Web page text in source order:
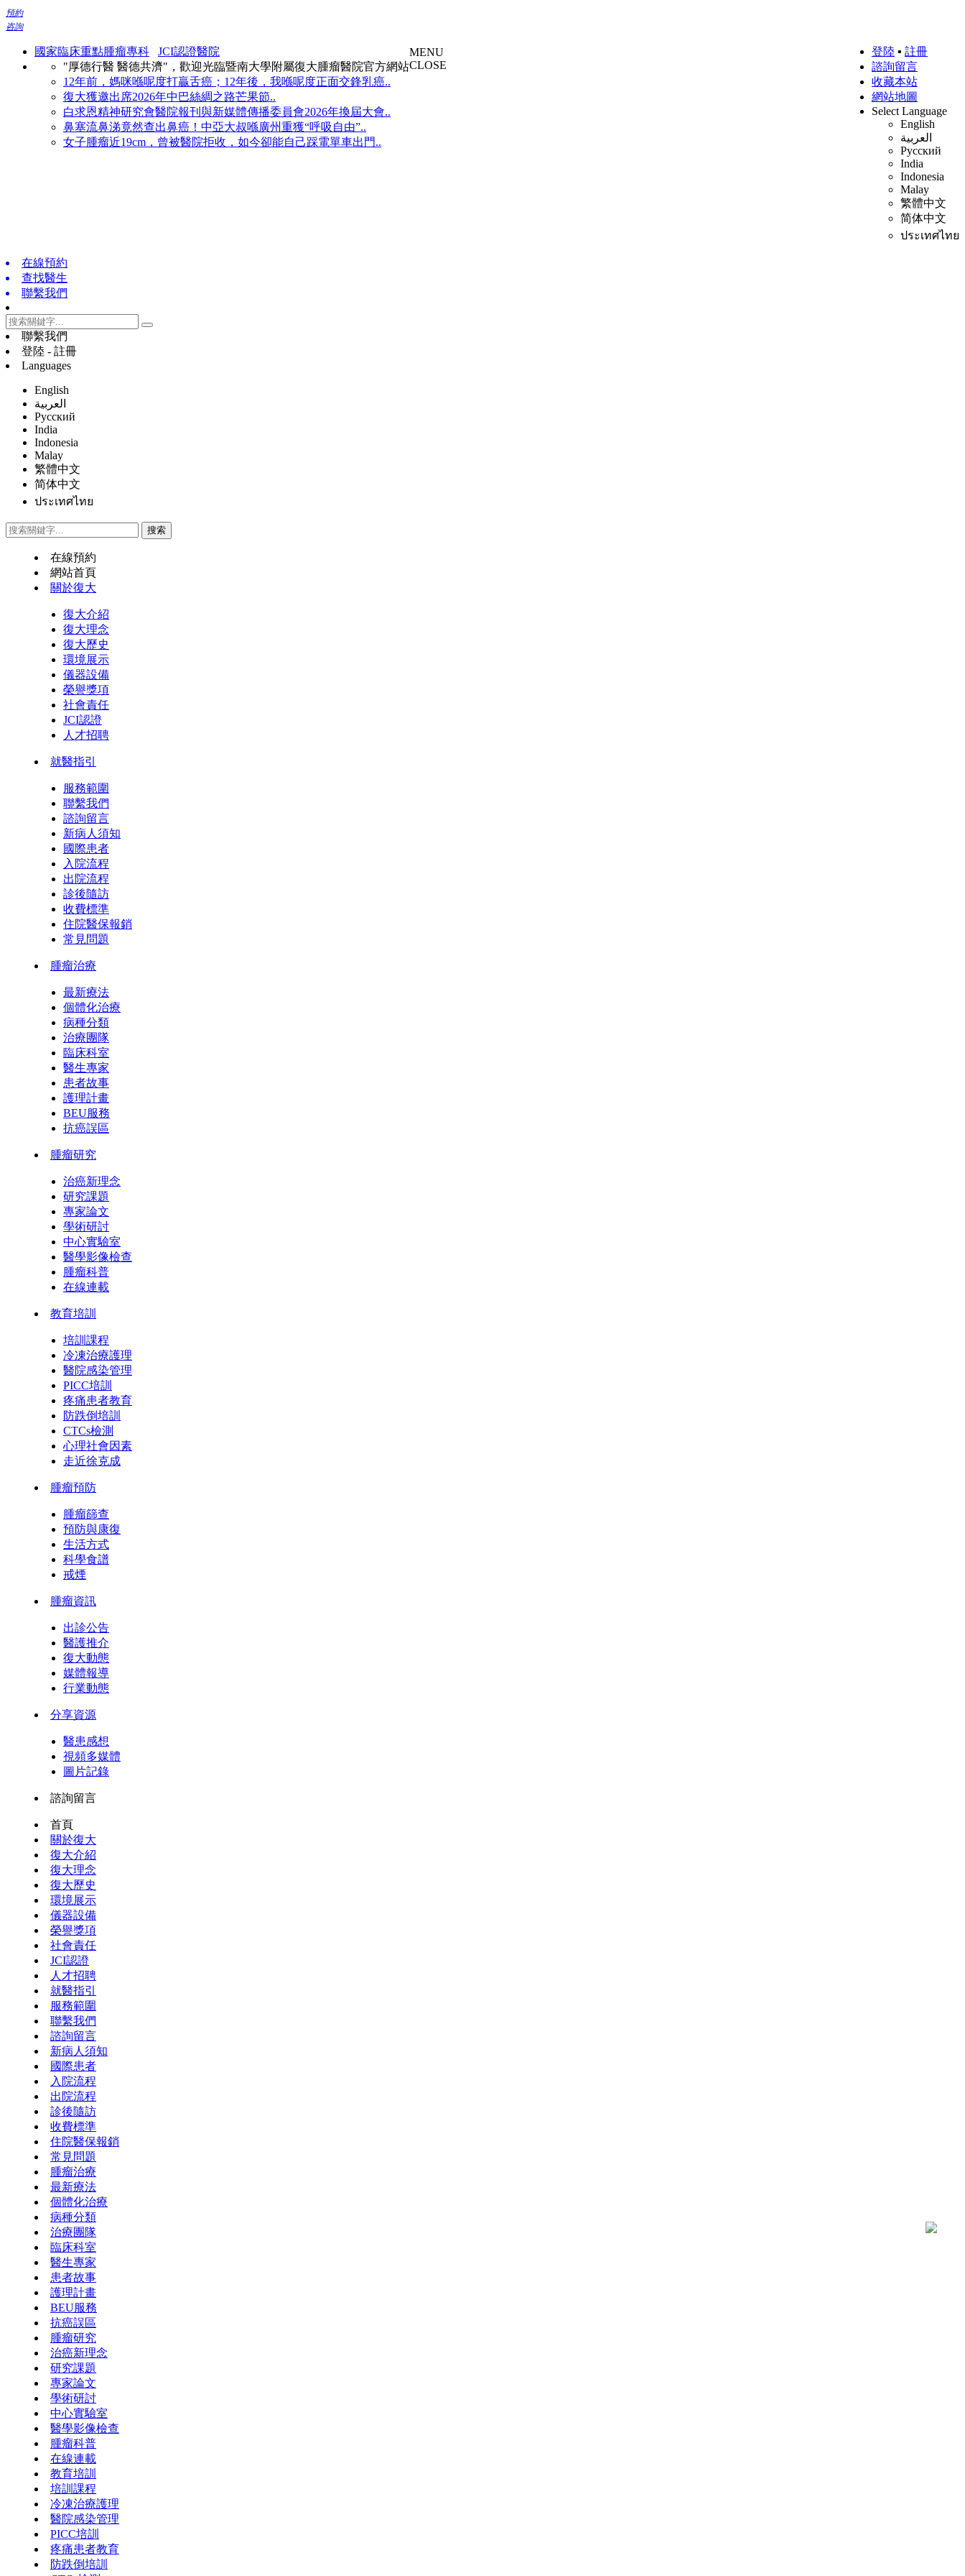
預約
咨詢
國家臨床重點腫瘤專科
JCI認證醫院
"厚德行醫 醫德共濟"，歡迎光臨暨南大學附屬復大腫瘤醫院官方網站
12年前，媽咪喺呢度打贏舌癌；12年後，我喺呢度正面交鋒乳癌..
復大獲邀出席2026年中巴絲綢之路芒果節..
白求恩精神研究會醫院報刊與新媒體傳播委員會2026年換屆大會..
鼻塞流鼻涕竟然查出鼻癌！中亞大叔喺廣州重獲“呼吸自由”..
女子腫瘤近19cm，曾被醫院拒收，如今卻能自己踩電單車出門..
登陸 ▪ 註冊
諮詢留言
收藏本站
網站地圖
Select Language
English
العربية
Русский
India
Indonesia
Malay
繁體中文
简体中文
ประเทศไทย
MENU
CLOSE
在線預約
查找醫生
聯繫我們
聯繫我們
登陸 - 註冊
Languages
English
العربية
Русский
India
Indonesia
Malay
繁體中文
简体中文
ประเทศไทย
在線預約
網站首頁
關於復大
復大介紹
復大理念
復大歷史
環境展示
儀器設備
榮譽獎項
社會責任
JCI認證
人才招聘
就醫指引
服務範圍
聯繫我們
諮詢留言
新病人須知
國際患者
入院流程
出院流程
診後隨訪
收費標準
住院醫保報銷
常見問題
腫瘤治療
最新療法
個體化治療
病種分類
治療團隊
臨床科室
醫生專家
患者故事
護理計畫
BEU服務
抗癌誤區
腫瘤研究
治癌新理念
研究課題
專家論文
學術研討
中心實驗室
醫學影像檢查
腫瘤科普
在線連載
教育培訓
培訓課程
冷凍治療護理
醫院感染管理
PICC培訓
疼痛患者教育
防跌倒培訓
CTCs檢測
心理社會因素
走近徐克成
腫瘤預防
腫瘤篩查
預防與康復
生活方式
科學食譜
戒煙
腫瘤資訊
出診公告
醫護推介
復大動態
媒體報導
行業動態
分享資源
醫患感想
視頻多媒體
圖片記錄
諮詢留言
首頁
關於復大
復大介紹
復大理念
復大歷史
環境展示
儀器設備
榮譽獎項
社會責任
JCI認證
人才招聘
就醫指引
服務範圍
聯繫我們
諮詢留言
新病人須知
國際患者
入院流程
出院流程
診後隨訪
收費標準
住院醫保報銷
常見問題
腫瘤治療
最新療法
個體化治療
病種分類
治療團隊
臨床科室
醫生專家
患者故事
護理計畫
BEU服務
抗癌誤區
腫瘤研究
治癌新理念
研究課題
專家論文
學術研討
中心實驗室
醫學影像檢查
腫瘤科普
在線連載
教育培訓
培訓課程
冷凍治療護理
醫院感染管理
PICC培訓
疼痛患者教育
防跌倒培訓